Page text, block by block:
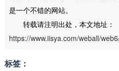
是一个不错的网站。
转载请注明出处，本文地址：
https://www.iisya.com/weball/
标签：